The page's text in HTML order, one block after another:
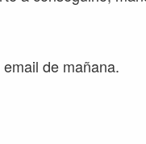
de mañana.